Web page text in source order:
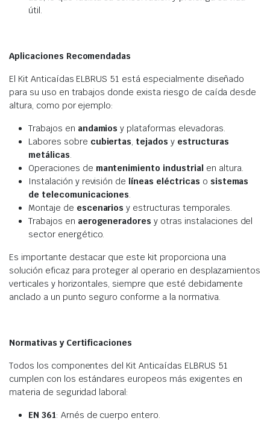
útil.
Aplicaciones Recomendadas
El Kit Anticaídas ELBRUS 51 está especialmente diseñado
para su uso en trabajos donde exista riesgo de caída desde
altura, como por ejemplo:
Trabajos en andamios y plataformas elevadoras.
Labores sobre cubiertas, tejados y estructuras
metálicas.
Operaciones de mantenimiento industrial en altura.
Instalación y revisión de líneas eléctricas o sistemas
de telecomunicaciones.
Montaje de escenarios y estructuras temporales.
Trabajos en aerogeneradores y otras instalaciones del
sector energético.
Es importante destacar que este kit proporciona una
solución eficaz para proteger al operario en desplazamientos
verticales y horizontales, siempre que esté debidamente
anclado a un punto seguro conforme a la normativa.
Normativas y Certificaciones
Todos los componentes del Kit Anticaídas ELBRUS 51
cumplen con los estándares europeos más exigentes en
materia de seguridad laboral:
EN 361: Arnés de cuerpo entero.